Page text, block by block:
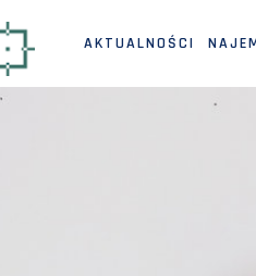
AKTUALNOŚCI